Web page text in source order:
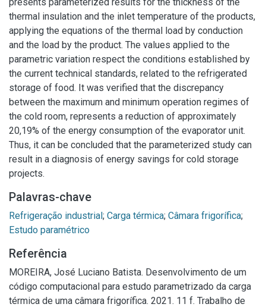
thermal insulation and the inlet temperature of the products,
applying the equations of the thermal load by conduction
and the load by the product. The values applied to the
parametric variation respect the conditions established by
the current technical standards, related to the refrigerated
storage of food. It was verified that the discrepancy
between the maximum and minimum operation regimes of
the cold room, represents a reduction of approximately
20,19% of the energy consumption of the evaporator unit.
Thus, it can be concluded that the parameterized study can
result in a diagnosis of energy savings for cold storage
projects.
Palavras-chave
Refrigeração industrial; Carga térmica; Câmara frigorífica;
Estudo paramétrico
Referência
MOREIRA, José Luciano Batista. Desenvolvimento de um
código computacional para estudo parametrizado da carga
térmica de uma câmara frigorífica. 2021. 11 f. Trabalho de